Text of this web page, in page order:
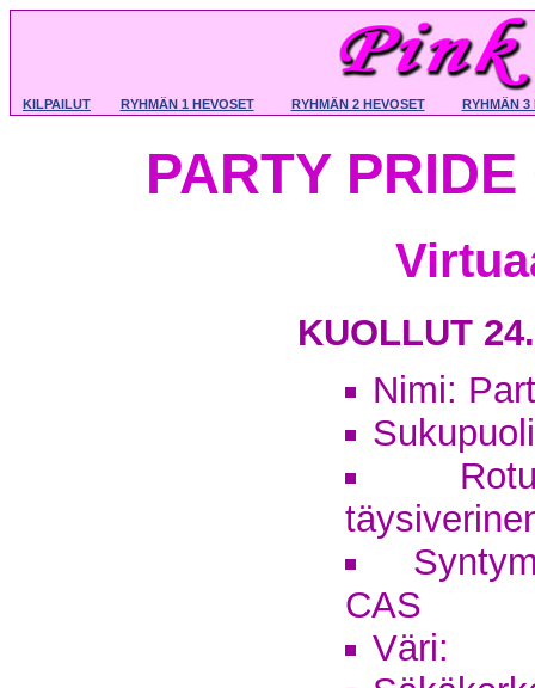
KILPAILUT RYHMÄN 1 HEVOSET RYHMÄN 2 HEVOSET RYHMÄN 3
PARTY
KUOLLUT
Nimi:
CAS
Väri: